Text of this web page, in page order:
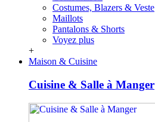
Costumes, Blazers & Veste
Maillots
Pantalons & Shorts
Voyez plus
+
Maison & Cuisine
Cuisine & Salle à Manger